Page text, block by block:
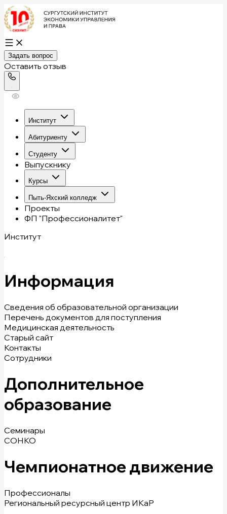
Задать вопрос
Оставить отзыв
Институт
Абитуриенту
Студенту
Выпускнику
Курсы
Пыть-Яхский колледж
Проекты
ФП "Профессионалитет"
Институт
Информация
Сведения об образовательной организации
Перечень документов для поступления
Медицинская деятельность
Старый сайт
Контакты
Сотрудники
Дополнительное
образование
Семинары
СОНКО
Чемпионатное движение
Профессионалы
Региональный ресурсный центр ИКаР